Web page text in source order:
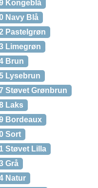
Kongeblå
Navy Blå
Pastelgrøn
Limegrøn
Brun
Lysebrun
Støvet Grønbrun
Laks
Bordeaux
Sort
Støvet Lilla
Grå
Natur